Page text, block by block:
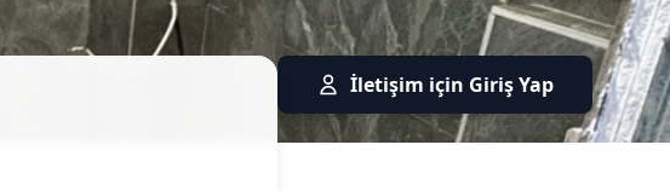
· Üsküpİletişim için Giriş Yap